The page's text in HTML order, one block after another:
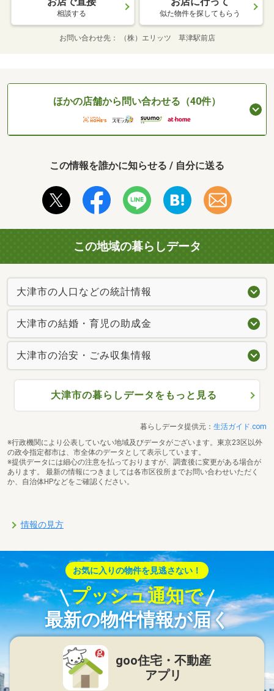
相談する 似た物件を探してもらう
お問い合わせ先 （株）エリッツ 草津駅前店
ほかの店舗から問い合わせる（40件）
この情報を誰かに知らせる / 自分に送る
この地域の暮らしデータ
大津市の人口などの統計情報
大津市の結婚・育児の助成金
大津市の治安・ごみ収集情報
大津市の暮らしデータをもっと見る
暮らしデータ提供元： 生活ガイド.com
※行政機関により公表していない地域及びデータがございます。東京23区以外
の政令指定都市は、市全体のデータとして表示しています。
※提供データには細心の注意を払っておりますが、調査後に変更がある場合が
あります。 最新の情報につきましては各市区役所までお問い合わせいただく
か、自治体HPなどをご確認ください。
情報の見方
お気に入りの物件を見逃さない！
プッシュ通知で
最新の物件情報が届く
goo住宅・不動産
アプリ